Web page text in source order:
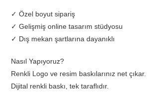
✓ Özel boyut sipariş
✓ Gelişmiş online tasarım stüdyosu
✓ Dış mekan şartlarına dayanıklı
Nasıl Yapıyoruz?
Renkli Logo ve resim baskılarınız net çıkar.
Dijital renkli baskı, tek taraflıdır.